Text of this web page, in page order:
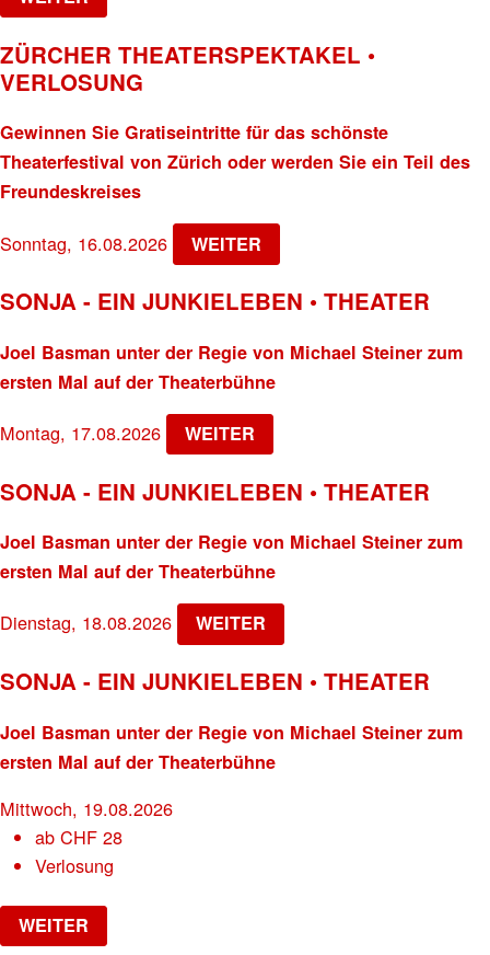
ZÜRCHER THEATERSPEKTAKEL •
VERLOSUNG
Gewinnen Sie Gratiseintritte für das schönste
Theaterfestival von Zürich oder werden Sie ein Teil des
Freundeskreises
Sonntag, 16.08.2026 WEITER
SONJA - EIN JUNKIELEBEN • THEATER
Joel Basman unter der Regie von Michael Steiner zum
ersten Mal auf der Theaterbühne
Montag, 17.08.2026 WEITER
SONJA - EIN JUNKIELEBEN • THEATER
Joel Basman unter der Regie von Michael Steiner zum
ersten Mal auf der Theaterbühne
Dienstag, 18.08.2026 WEITER
SONJA - EIN JUNKIELEBEN • THEATER
Joel Basman unter der Regie von Michael Steiner zum
ersten Mal auf der Theaterbühne
Mittwoch, 19.08.2026
abCHF 28
Verlosung
WEITER